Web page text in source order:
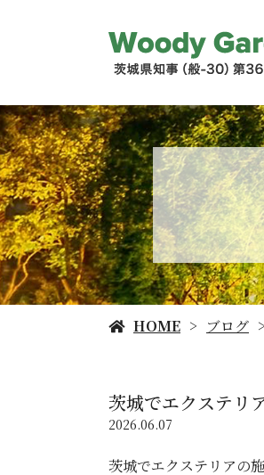
HOME ブログ
茨城でエクステリ
2026.06.07
茨城でエクステリアの